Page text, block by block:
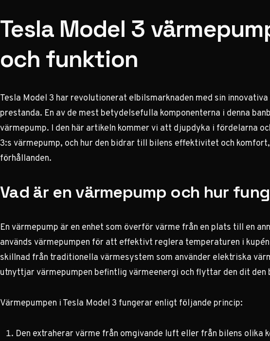
Tesla Model 3
och funktion
Tesla Model 3 har revolutionerat elbilsmarknaden med sin
prestanda. En av de mest betydelsefulla komponenterna i denna
värmepump. I den här artikeln kommer vi att djupdyka i fördelarna
3:s värmepump, och hur den bidrar till bilens effektivitet och
förhållanden.
Vad är en värmepump och hur
En värmepump är en enhet som överför värme från en plats till en
används värmepumpen för att effektivt reglera temperaturen i
skillnad från traditionella värmesystem som använder elektriska
utnyttjar värmepumpen befintlig värmeenergi och flyttar den dit den
Värmepumpen i Tesla Model 3 fungerar enligt följande princip:
Den extraherar värme från omgivande luft eller från bilens olika